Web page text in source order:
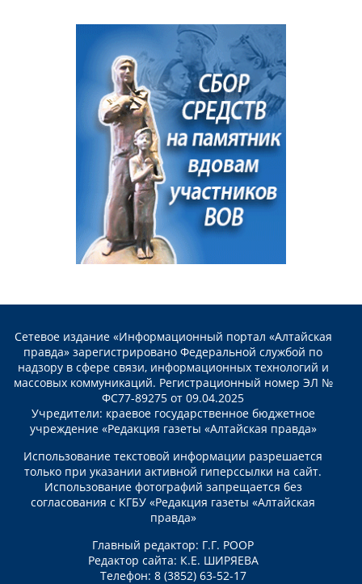
Сетевое издание «Информационный портал «Алтайская
правда» зарегистрировано Федеральной службой по
надзору в сфере связи, информационных технологий и
массовых коммуникаций. Регистрационный номер ЭЛ №
ФС77-89275 от 09.04.2025
Учредители: краевое государственное бюджетное
учреждение «Редакция газеты «Алтайская правда»
Использование текстовой информации разрешается
только при указании активной гиперссылки на сайт.
Использование фотографий запрещается без
согласования с КГБУ «Редакция газеты «Алтайская
правда»
Главный редактор: Г.Г. РООР
Редактор сайта: К.Е. ШИРЯЕВА
Телефон: 8 (3852) 63-52-17